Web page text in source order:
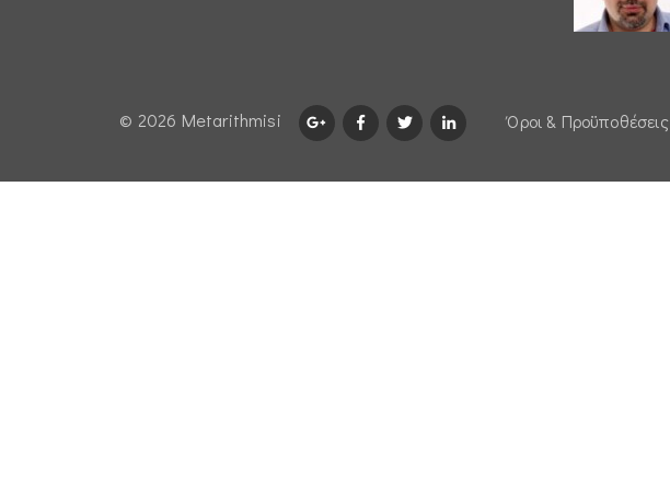
Όροι & Προϋποθέσεις
© 2026 Μetarithmisi